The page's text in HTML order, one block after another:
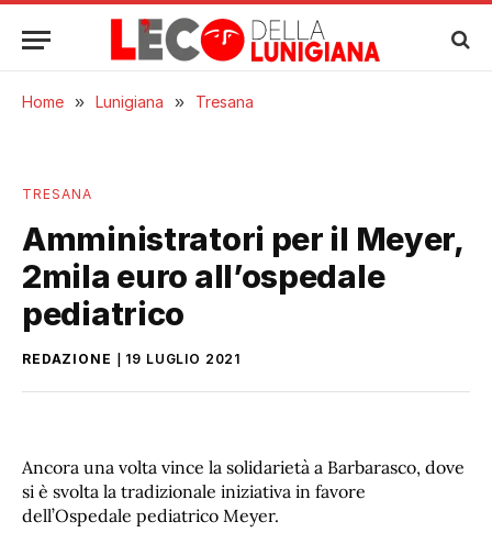
Home » Lunigiana » Tresana
TRESANA
Amministratori per il Meyer,
2mila euro all’ospedale
pediatrico
REDAZIONE 19 LUGLIO 2021
Ancora una volta vince la solidarietà a Barbarasco, dove
si è svolta la tradizionale iniziativa in favore
dell’Ospedale pediatrico Meyer.